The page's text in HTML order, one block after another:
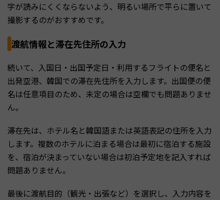
字が読みにくくならないよう、明るい場所で平らに置いて
撮影するのがおすすめです。
渡航情報と滞在先住所の入力
続いて、入国日・出国予定日・利用するフライトの便名と
出発空港、韓国での滞在先住所を入力します。出国便の便
名は任意項目のため、未定の場合は空欄でも問題ありませ
ん。
滞在先は、ホテル名と韓国語または英語表記の住所を入力
します。複数のホテルに泊まる場合は最初に宿泊する施設
を、宿泊が決まっていない場合は初泊予定地を記入すれば
問題ありません。
最後に渡航目的（観光・出張など）を選択し、入力内容を